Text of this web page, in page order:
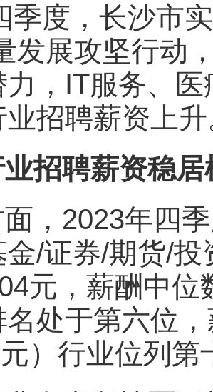
季度，长沙市
发展攻坚行动
，IT服务、
招聘薪资上
招聘薪资稳居
，2023年四
/证券/期货/
元，薪酬中
名处于第六位
元）行业位列